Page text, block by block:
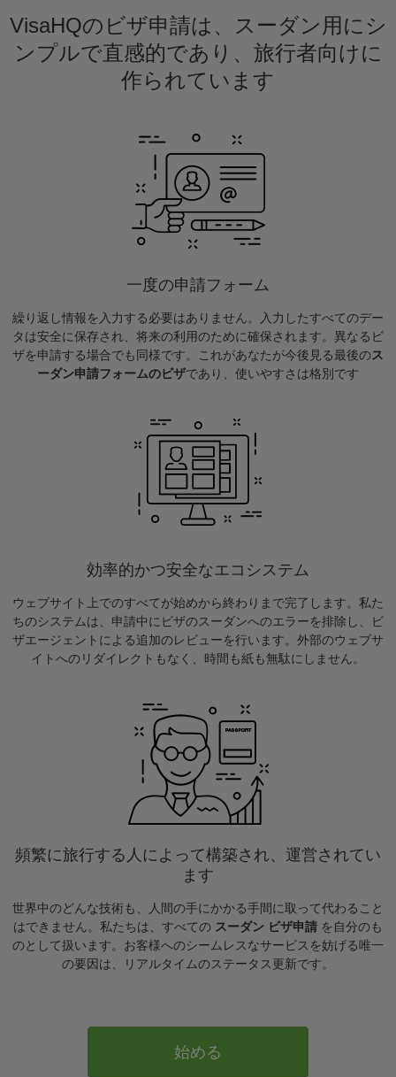
VisaHQのビザ申請は、スーダン用にシ
ンプルで直感的であり、旅行者向けに
作られています
一度の申請フォーム
繰り返し情報を入力する必要はありません。入力したすべてのデー
タは安全に保存され、将来の利用のために確保されます。異なるビ
ザを申請する場合でも同様です。これがあなたが今後見る最後のス
ーダン申請フォームのビザであり、使いやすさは格別です
効率的かつ安全なエコシステム
ウェブサイト上でのすべてが始めから終わりまで完了します。私た
ちのシステムは、申請中にビザのスーダンへのエラーを排除し、ビ
ザエージェントによる追加のレビューを行います。外部のウェブサ
イトへのリダイレクトもなく、時間も紙も無駄にしません。
頻繁に旅行する人によって構築され、運営されてい
ます
世界中のどんな技術も、人間の手にかかる手間に取って代わること
はできません。私たちは、すべての スーダン ビザ申請 を自分のも
のとして扱います。お客様へのシームレスなサービスを妨げる唯一
の要因は、リアルタイムのステータス更新です。
始める